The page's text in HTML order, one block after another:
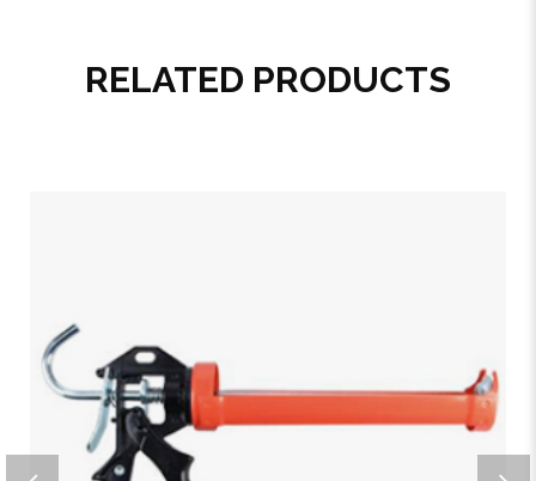
RELATED PRODUCTS